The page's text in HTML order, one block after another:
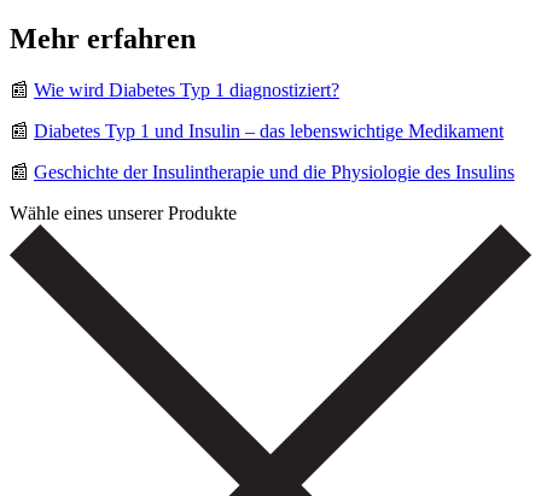
Mehr erfahren
📰 Wie wird Diabetes Typ 1 diagnostiziert?
📰 Diabetes Typ 1 und Insulin – das lebenswichtige Medikament
📰 Geschichte der Insulintherapie und die Physiologie des Insulins
Wähle eines unserer Produkte